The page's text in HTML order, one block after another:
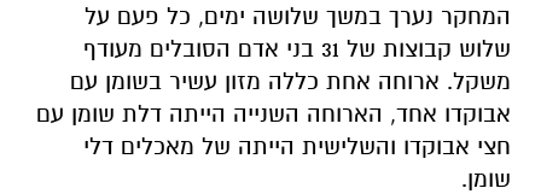
המחקר נערך במשך שלושה ימים, כל פעם על
שלוש קבוצות של 31 בני אדם הסובלים מעודף
משקל. ארוחה אחת כללה מזון עשיר בשומן עם
אבוקדו אחד, הארוחה השנייה הייתה דלת שומן עם
חצי אבוקדו והשלישית הייתה של מאכלים דלי
שומן.